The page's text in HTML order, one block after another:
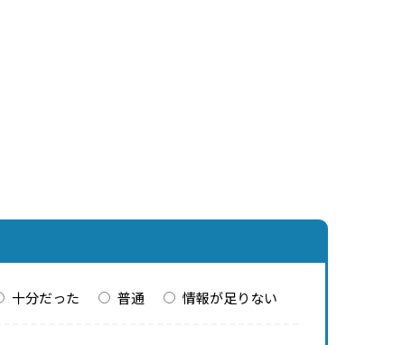
十分だった 普通 情報が足りない